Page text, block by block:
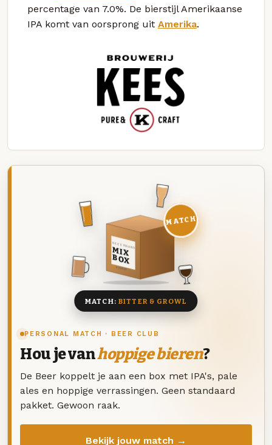
percentage van 7.0%. De bierstijl Amerikaanse
IPA komt van oorsprong uit Amerika.
PERSONAL MATCH · BEER CLUB
Hou je vanhoppige bieren?
De Beer koppelt je aan een box met IPA's, pale
ales en hoppige verrassingen. Geen standaard
pakket. Gewoon raak.
Bekijk jouw match →
DEZE MAAND
MIX
BOX
8 BIEREN
MATCH
MATCH: BITTER & GROWL